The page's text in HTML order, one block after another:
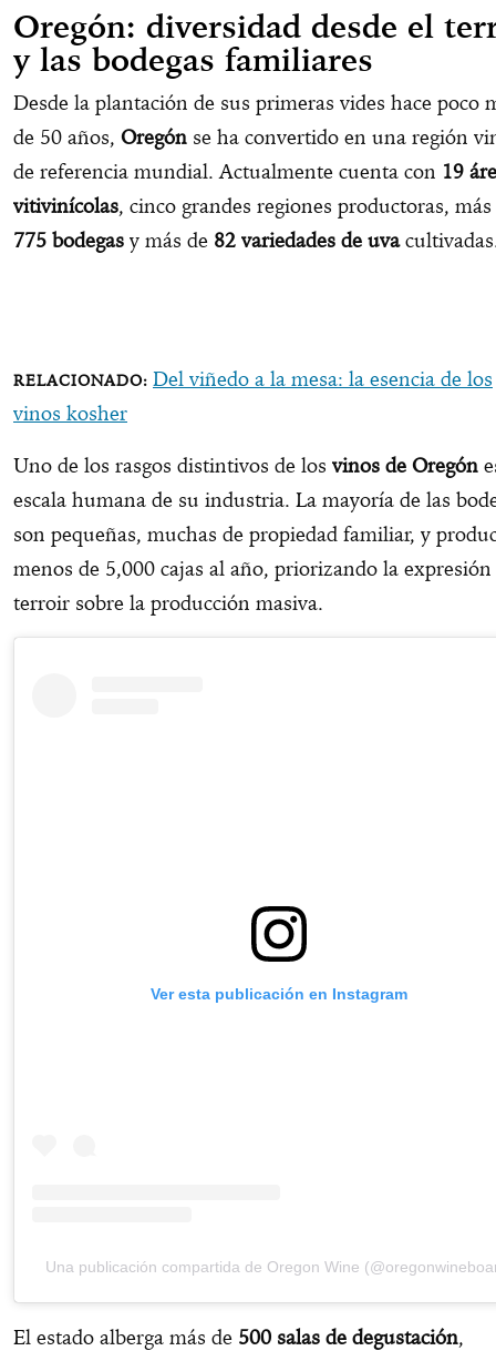
Oregón: diversidad desde el
y las bodegas familiares
Desde la plantación de sus primeras vides hace poco
de 50 años, Oregón se ha convertido en una región
de referencia mundial. Actualmente cuenta con 19
vitivinícolas, cinco grandes regiones productoras, más
775 bodegas y más de 82 variedades de uva
Del viñedo a la mesa: la esencia de los
vinos kosher
Uno de los rasgos distintivos de los vinos de Oregón
escala humana de su industria. La mayoría de las
son pequeñas, muchas de propiedad familiar, y
menos de 5,000 cajas al año, priorizando la
terroir sobre la producción masiva.
Ver esta publicación en Instagram
Una publicación compartida de Oregon Wine
El estado alberga más de 500 salas de degustación,